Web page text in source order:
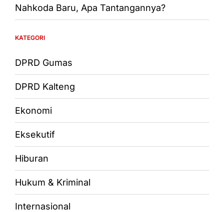
Nahkoda Baru, Apa Tantangannya?
KATEGORI
DPRD Gumas
DPRD Kalteng
Ekonomi
Eksekutif
Hiburan
Hukum & Kriminal
Internasional